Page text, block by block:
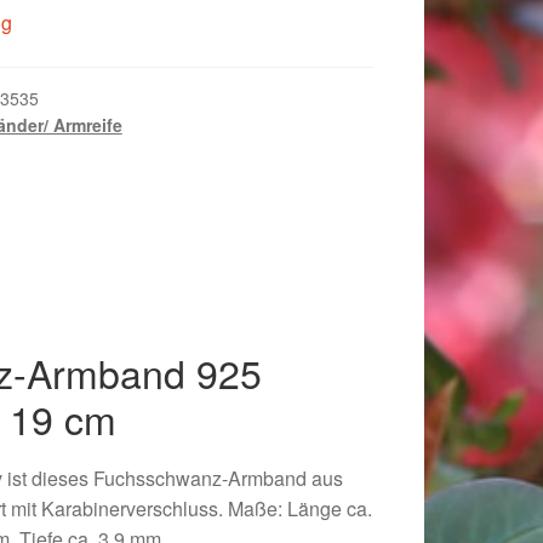
Armreife
Armband 925
cm
dieses Fuchsschwanz-Armband aus
Karabinerverschluss. Maße: Länge ca.